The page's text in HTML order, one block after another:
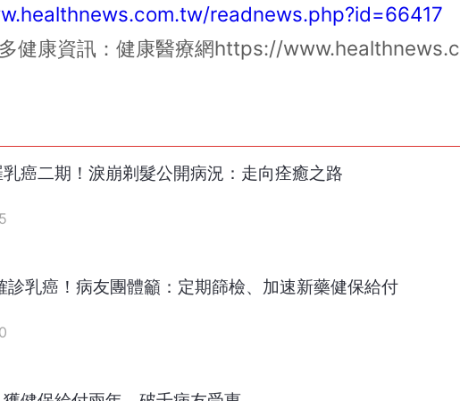
readnews.php?id=66417
健康資訊：健康醫療網https://
癌二期！淚崩剃髮公開病況：走向痊癒之路
診乳癌！病友團體籲：定期篩檢、加速新藥健保給付